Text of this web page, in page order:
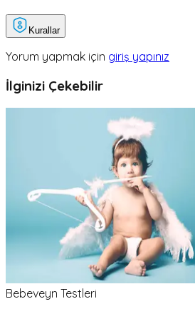
Kurallar
Yorum yapmak için giriş yapınız
İlginizi Çekebilir
Bebeveyn Testleri